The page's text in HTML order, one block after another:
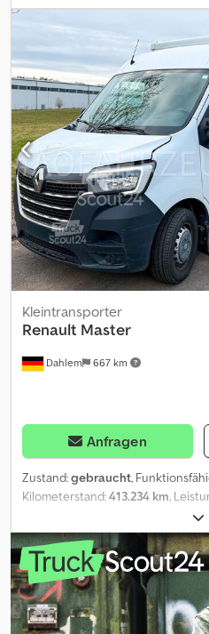
Automatikgetriebe Klimaanlage,
Mixeraufbau IMER LT 130H, 12
teleskopische Rutsche
Crjdpfxey Ib Dgs Anqsf Baujahr
Erstzulassung: 19.03.2019
Dahlem 667 km
Kleintransporter
Renault Master
Anfragen
Zustand:gebraucht,
Kilometerstand:413.234 km,
,
kg, maximales Ladegewicht:1.140
Achsen-Konfiguration: 4x2,
Fahrerkabine:Fahrerhaus,
Gänge:6 , Emissionsklasse:
Sitzplätze:3, Laderaumvolumen:
mm, Laderaumbreite: 2.090 mm,